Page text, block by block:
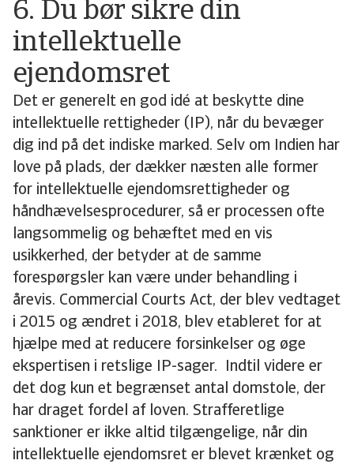
6. Du bør sikre din
intellektuelle
ejendomsret
Det er generelt en god idé at beskytte dine
intellektuelle rettigheder (IP), når du bevæger
dig ind på det indiske marked. Selv om Indien har
love på plads, der dækker næsten alle former
for intellektuelle ejendomsrettigheder og
håndhævelsesprocedurer, så er processen ofte
langsommelig og behæftet med en vis
usikkerhed, der betyder at de samme
forespørgsler kan være under behandling i
årevis. Commercial Courts Act, der blev vedtaget
i 2015 og ændret i 2018, blev etableret for at
hjælpe med at reducere forsinkelser og øge
ekspertisen i retslige IP-sager. Indtil videre er
det dog kun et begrænset antal domstole, der
har draget fordel af loven. Strafferetlige
sanktioner er ikke altid tilgængelige, når din
intellektuelle ejendomsret er blevet krænket og